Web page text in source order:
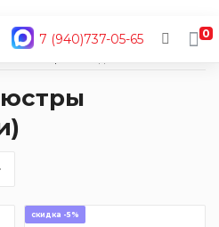
7 (940)737-05-65
0
скидка -5%